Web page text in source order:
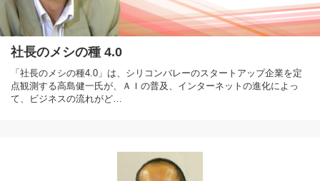
社長のメシの種 4.0
「社長のメシの種4.0」は、シリコンバレーのスタートアップ企業を定
点観測する高島健一氏が、ＡＩの普及、インターネットの進化によっ
て、ビジネスの流れがど…